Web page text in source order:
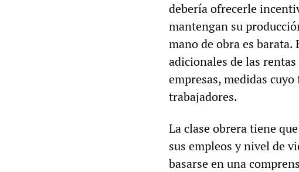
debería ofrecerle
mantengan su
mano de obra es
adicionales de las
empresas, medidas
trabajadores.
La clase obrera tiene
sus empleos y nivel de
basarse en una